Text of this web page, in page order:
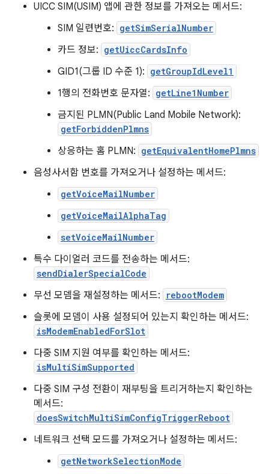
UICC SIM(USIM) 앱에 관한 정보를 가져오는 메서드:
SIM 일련번호: getSimSerialNumber
카드 정보: getUiccCardsInfo
GID1(그룹 ID 수준 1): getGroupIdLevel1
1행의 전화번호 문자열: getLine1Number
금지된 PLMN(Public Land Mobile Network):
getForbiddenPlmns
상응하는 홈 PLMN: getEquivalentHomePlmns
음성사서함 번호를 가져오거나 설정하는 메서드:
getVoiceMailNumber
getVoiceMailAlphaTag
setVoiceMailNumber
특수 다이얼러 코드를 전송하는 메서드:
sendDialerSpecialCode
무선 모뎀을 재설정하는 메서드: rebootModem
슬롯에 모뎀이 사용 설정되어 있는지 확인하는 메서드:
isModemEnabledForSlot
다중 SIM 지원 여부를 확인하는 메서드:
isMultiSimSupported
다중 SIM 구성 전환이 재부팅을 트리거하는지 확인하는
메서드:
doesSwitchMultiSimConfigTriggerReboot
네트워크 선택 모드를 가져오거나 설정하는 메서드:
getNetworkSelectionMode